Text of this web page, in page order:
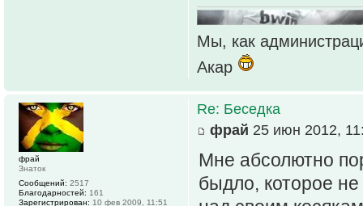
Мы, как
Акар
Re: Беседка
фрай 25 июн 2012,
Мне абсолютно
быдло, которое
фрай
Знаток
Сообщений: 2517
Благодарностей: 161
Зарегистрирован: 10 фев 2009, 11:51